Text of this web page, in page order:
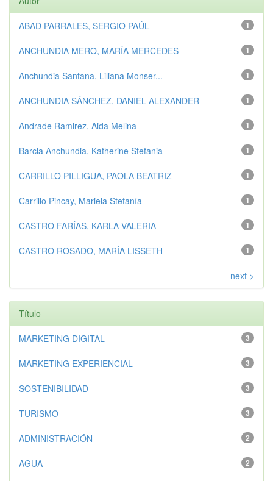
1
ABAD PARRALES, SERGIO PAÚL
1
ANCHUNDIA MERO, MARÍA MERCEDES
1
Anchundia Santana, Liliana Monser...
1
ANCHUNDIA SÁNCHEZ, DANIEL ALEXANDER
1
Andrade Ramirez, Aida Melina
1
Barcia Anchundia, Katherine Stefania
1
CARRILLO PILLIGUA, PAOLA BEATRIZ
1
Carrillo Pincay, Mariela Stefanía
1
CASTRO FARÍAS, KARLA VALERIA
1
CASTRO ROSADO, MARÍA LISSETH
next >
Título
3
MARKETING DIGITAL
3
MARKETING EXPERIENCIAL
3
SOSTENIBILIDAD
3
TURISMO
2
ADMINISTRACIÓN
2
AGUA